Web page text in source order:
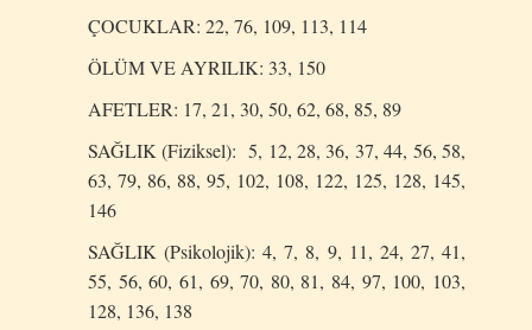
ÇOCUKLAR: 22, 76, 109, 113, 114
ÖLÜM VE AYRILIK: 33, 150
AFETLER: 17, 21, 30, 50, 62, 68, 85, 89
SAĞLIK (Fiziksel): 5, 12, 28, 36, 37, 44, 56, 58,
63, 79, 86, 88, 95, 102, 108, 122, 125, 128, 145,
146
SAĞLIK (Psikolojik): 4, 7, 8, 9, 11, 24, 27, 41,
55, 56, 60, 61, 69, 70, 80, 81, 84, 97, 100, 103,
128, 136, 138